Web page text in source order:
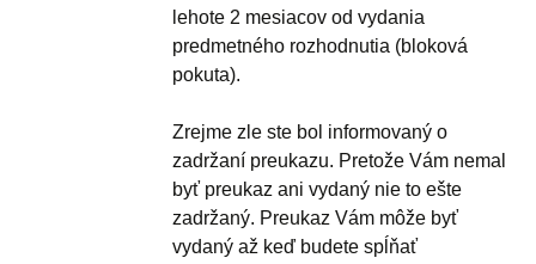
lehote 2 mesiacov od vydania
predmetného rozhodnutia (bloková
pokuta).
Zrejme zle ste bol informovaný o
zadržaní preukazu. Pretože Vám nemal
byť preukaz ani vydaný nie to ešte
zadržaný. Preukaz Vám môže byť
vydaný až keď budete spĺňať